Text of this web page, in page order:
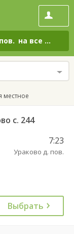
на все дни
местное
с. 244
7:23
Ураково д. пов.
Выбрать